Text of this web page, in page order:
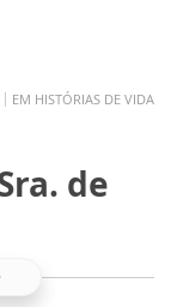
EM HISTÓRIAS DE VIDA
de